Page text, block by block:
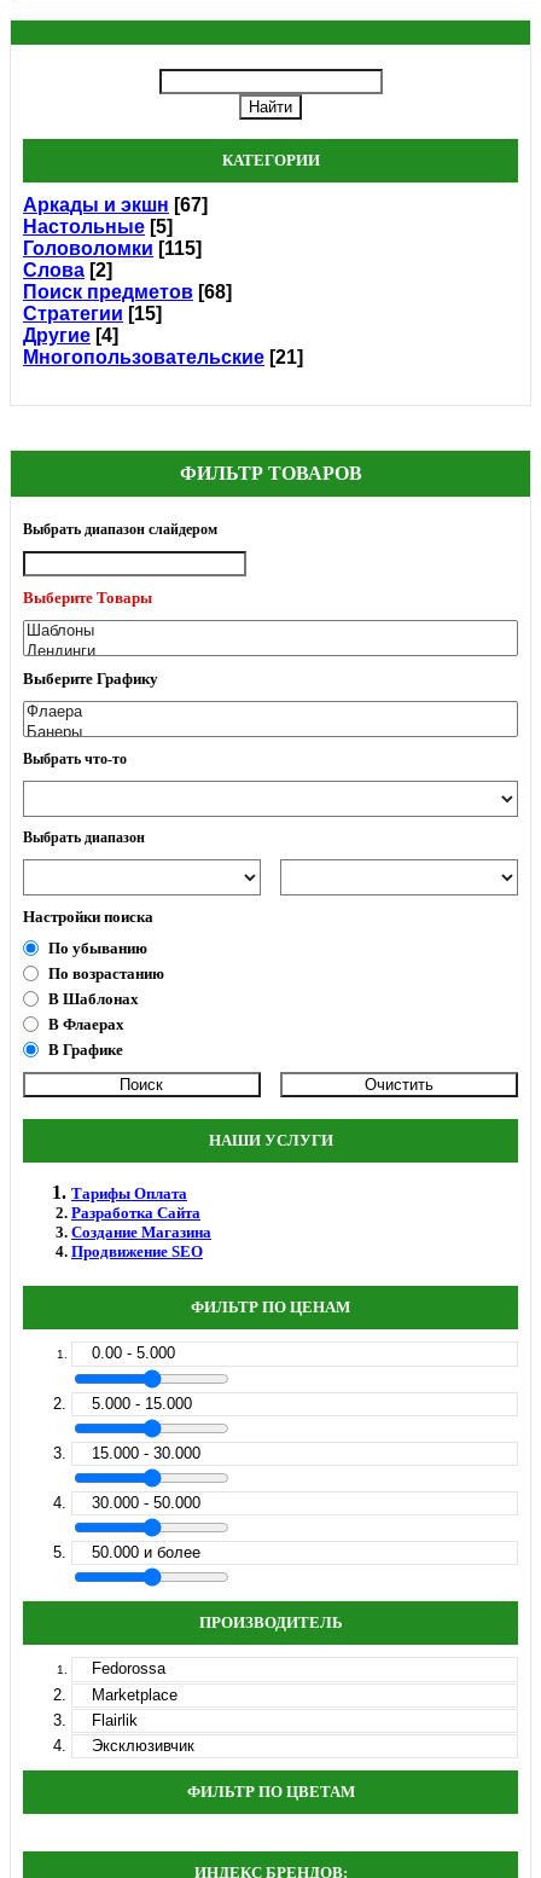
КАТЕГОРИИ
Аркады и экшн [67]
Настольные [5]
Головоломки [115]
Слова [2]
Поиск предметов [68]
Стратегии [15]
Другие [4]
Многопользовательские [21]
ФИЛЬТР ТОВАРОВ
Выбрать диапазон слайдером
Выберите Товары
Выберите Графику
Выбрать что-то
Выбрать диапазон
Настройки поиска
По убыванию
По возрастанию
В Шаблонах
В Флаерах
В Графике
НАШИ УСЛУГИ
Тарифы Оплата
Разработка Сайта
Создание Магазина
Продвижение SEO
ФИЛЬТР ПО ЦЕНАМ
0.00 - 5.000
5.000 - 15.000
15.000 - 30.000
30.000 - 50.000
50.000 и более
ПРОИЗВОДИТЕЛЬ
Fedorossa
Marketplace
Flairlik
Эксклюзивчик
ФИЛЬТР ПО ЦВЕТАМ
ИНДЕКС БРЕНДОВ: